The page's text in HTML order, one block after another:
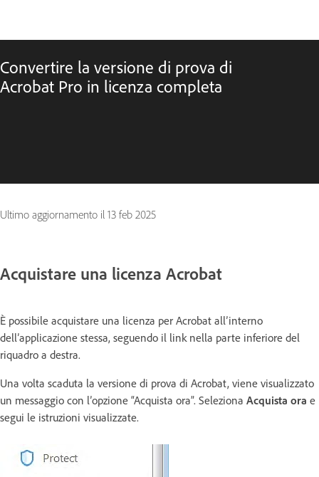
Convertire la versione di prova di
Acrobat Pro in licenza completa
Ultimo aggiornamento il 13 feb 2025
Acquistare una licenza Acrobat
È possibile acquistare una licenza per Acrobat all’interno
dell’applicazione stessa, seguendo il link nella parte inferiore del
riquadro a destra.
Una volta scaduta la versione di prova di Acrobat, viene visualizzato
un messaggio con l’opzione “Acquista ora”. Seleziona Acquista ora e
segui le istruzioni visualizzate.